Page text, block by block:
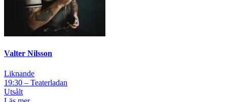
Valter Nilsson
Liknande
19:30 – Teaterladan
Utsålt